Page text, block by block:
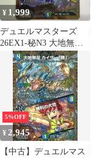
¥ 1,999
デュエルマスターズ
26EX1-秘N3 大地無双
カイザー「勝」 SR
5%OFF
¥ 2,945
【中古】デュエルマス